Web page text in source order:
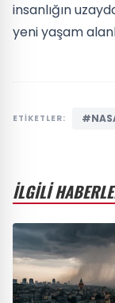
insanlığın
yeni yaşam
ETİKETLER:
İLGİLİ